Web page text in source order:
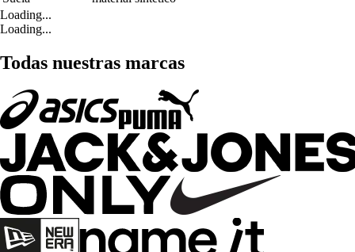
Loading...
Loading...
Todas nuestras marcas